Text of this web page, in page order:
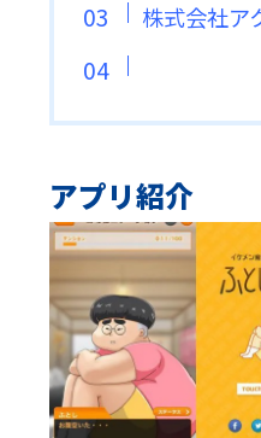
株式会社ア
アプリ紹介